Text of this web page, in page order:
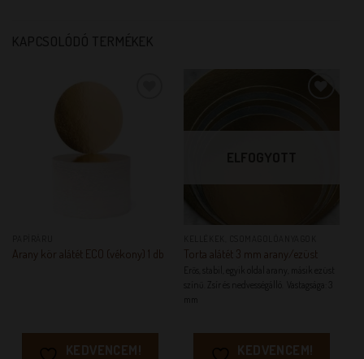
KAPCSOLÓDÓ TERMÉKEK
Arany kör alátét ECO (vékony) 1 db
KEDVENCEM!
Torta alátét 3 mm arany/ezüst
Erős, stabil, egyik oldal arany, másik ezüst
színű. Zsír és nedvességálló. Vastagsága: 3
mm
KEDVENCEM!